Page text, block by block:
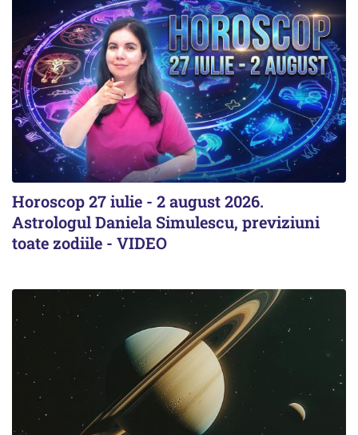
Horoscop 27 iulie - 2 august 2026.
Astrologul Daniela Simulescu, previziuni
toate zodiile - VIDEO